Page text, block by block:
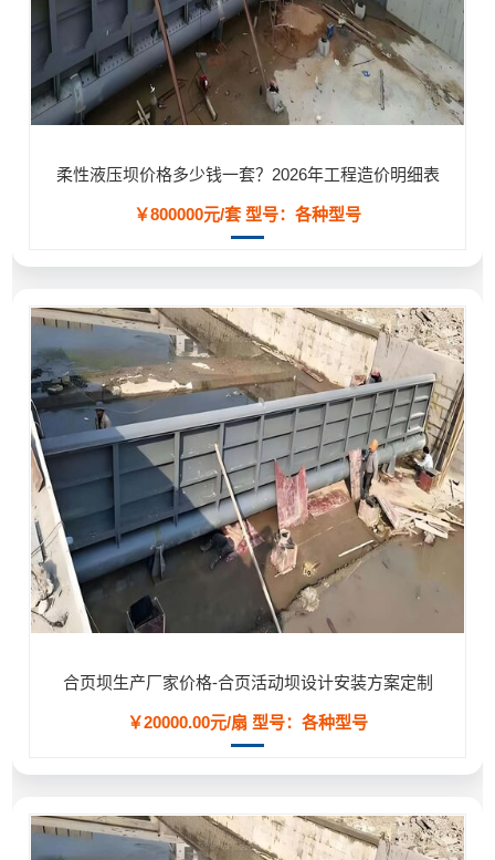
柔性液压坝价格多少钱一套？2026年工程造价明细表
￥800000元/套型号：各种型号
合页坝生产厂家价格-合页活动坝设计安装方案定制
￥20000.00元/扇 型号：各种型号